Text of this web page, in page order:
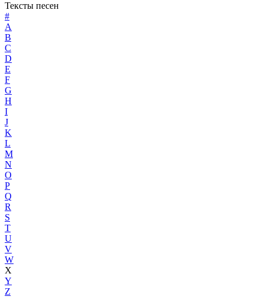
Тексты песен
#
A
B
C
D
E
F
G
H
I
J
K
L
M
N
O
P
Q
R
S
T
U
V
W
X
Y
Z